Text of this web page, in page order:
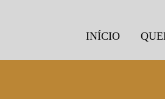
INÍCIO